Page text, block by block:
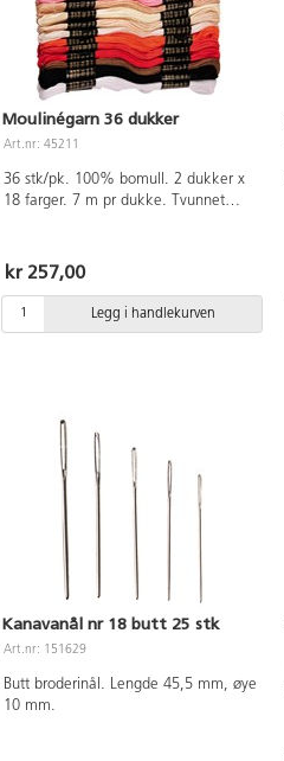
Moulinégarn 36 dukker
Art.nr: 45211
36 stk/pk. 100% bomull. 2 dukker x
18 farger. 7 m pr dukke. Tvunnet
kr 257,00
Legg i handlekurven
Kanavanål nr 18 butt 25 stk
Art.nr: 151629
Butt broderinål. Lengde 45,5 mm, øye
10 mm.